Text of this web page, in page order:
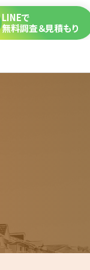
LINEで
無料調査＆見積もり